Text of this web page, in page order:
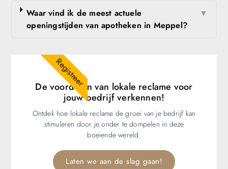
Waar vind ik de meest actuele
openingstijden van apotheken in Meppel?
▼
De voordelen van lokale reclame voor
jouw bedrijf verkennen!
Ontdek hoe lokale reclame de groei van je bedrijf kan
stimuleren door je onder te dompelen in deze
boeiende wereld.
Laten we aan de slag gaan!
Registreer